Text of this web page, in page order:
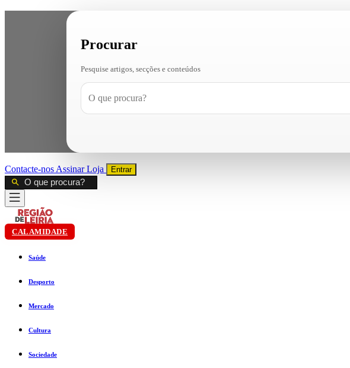
Procurar
Pesquise artigos, secções e conteúdos
Contacte-nos AssinarLoja Entrar
CALAMIDADE
Saúde
Desporto
Mercado
Cultura
Sociedade